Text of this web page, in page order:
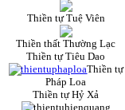
Thiền tự Tuệ Viên
Thiền thất Thường Lạc
Thiền tự Tiêu Dao
Thiền tự
Pháp Loa
Thiền tự Hỷ Xả